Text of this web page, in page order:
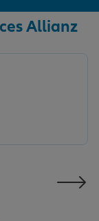
Allianz